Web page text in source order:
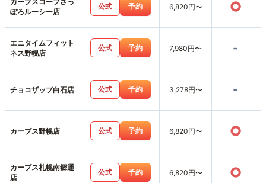
ぽろルーシー店
公式 予約 6,820円〜 ○
エニタイムフィット
ネス野幌店
公式 予約 7,980円〜 -
チョコザップ白石店 公式 予約 3,278円〜 -
カーブス野幌店 公式 予約 6,820円〜 ○
カーブス札幌南郷通
店
公式 予約 6,820円〜 ○